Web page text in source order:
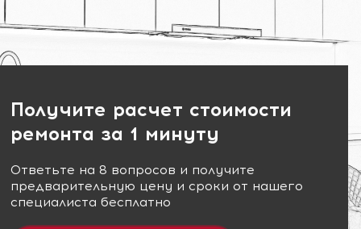
Получите расчет стоимости
ремонта за 1 минуту
Ответьте на 8 вопросов и получите
предварительную цену и сроки от нашего
специалиста бесплатно